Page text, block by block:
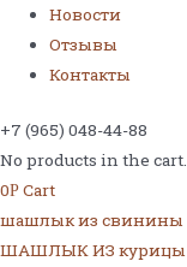
Новости
Отзывы
Контакты
+7 (965) 048-44-88
No products in the cart.
0Р Cart
шашлык из свинины
ШАШЛЫК ИЗ курицы